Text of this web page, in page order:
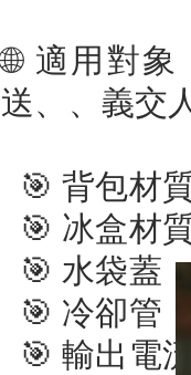
🌐 適用對
送、、義交
🎯 背包材
🎯 冰盒材
🎯 水袋蓋
🎯 冷卻管
🎯 輸出電